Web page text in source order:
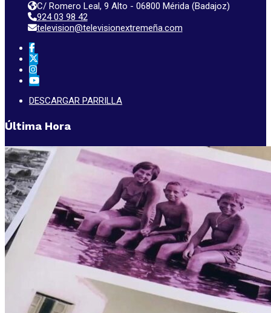
C/ Romero Leal, 9 Alto - 06800 Mérida (Badajoz)
924 03 98 42
television@televisionextremeña.com
DESCARGAR PARRILLA
Última Hora